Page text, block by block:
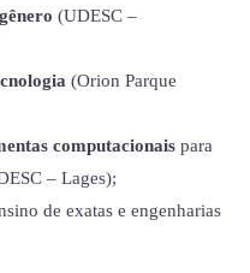
(UDESC –
(Orion Parque
computacionais para
– Lages);
de exatas e engenharias